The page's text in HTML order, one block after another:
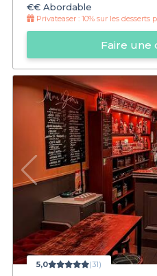
€€ Abordable
Privateaser : 10% sur les desserts pour
Faire une
5,0 (31)